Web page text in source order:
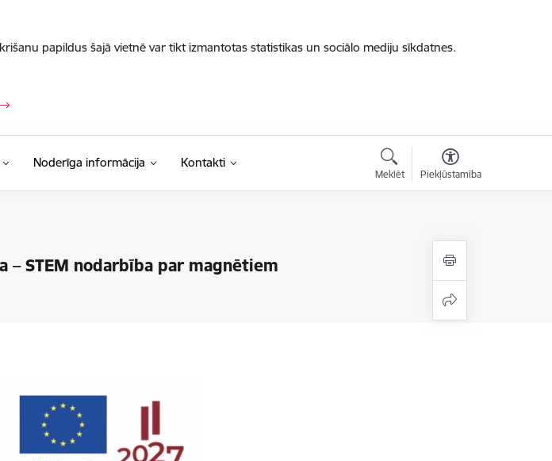
papildus šajā vietnē var tikt izmantotas statistikas un sociālo mediju sīkdatnes.
Noderīga informācija Kontakti
Meklēt Piekļūstamība
– STEM nodarbība par magnētiem